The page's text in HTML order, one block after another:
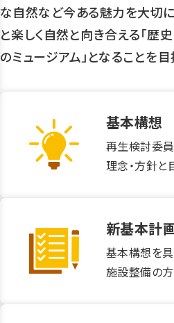
な自然など今ある魅力を大切に
と楽しく自然と向き合える「歴
のミュージアム」となることを目
基本構想
再生検討委
理念・方針と
新基本計
基本構想を
施設整備の方